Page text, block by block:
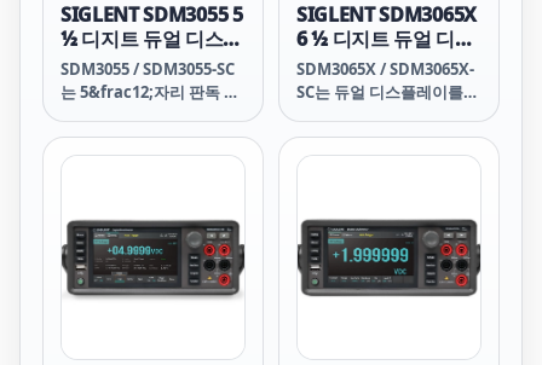
SIGLENT SDM3055 5
½ 디지트 듀얼 디스플
레이 디지털 멀티미터
SDM3055 / SDM3055-SC
는 5&frac12;자리 판독 분
갖춘 디지털 멀티미터로,
특히 고정밀, 다기능 및 자
SIGLENT SDM3065X
6 ½ 디지트 듀얼 디스
플레이 디지털 멀티미
터
SDM3065X / SDM3065X-
SC는 듀얼 디스플레이를
만 카운트 디지털 멀티미
터)입니다. SDM3065X 시
구에 매우 적합합니다.